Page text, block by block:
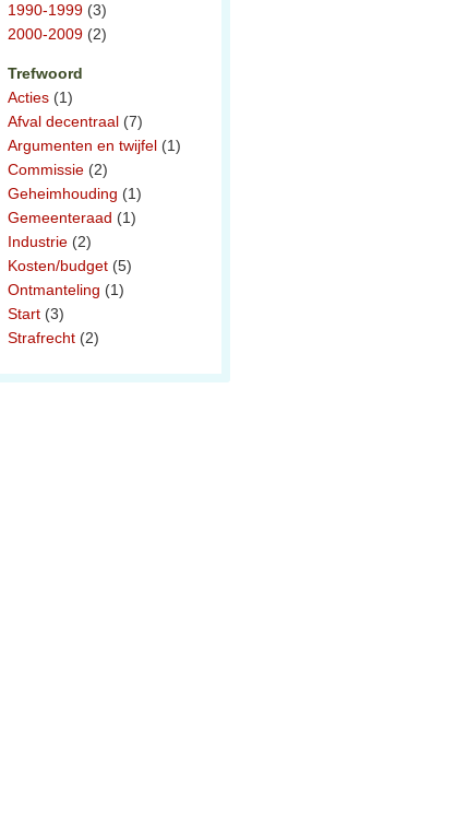
1990-1999 (3)
2000-2009 (2)
Trefwoord
Acties (1)
Afval decentraal (7)
Argumenten en twijfel (1)
Commissie (2)
Geheimhouding (1)
Gemeenteraad (1)
Industrie (2)
Kosten/budget (5)
Ontmanteling (1)
Start (3)
Strafrecht (2)